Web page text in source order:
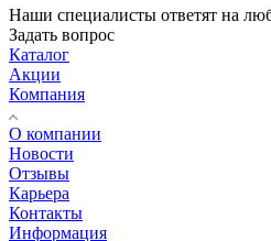
Наши специалисты ответят на
Задать вопрос
Каталог
Акции
Компания
О компании
Новости
Отзывы
Карьера
Контакты
Информация